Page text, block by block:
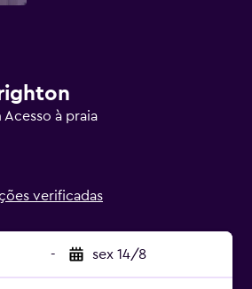
Acesso à praia
verificadas
- sex 14/8